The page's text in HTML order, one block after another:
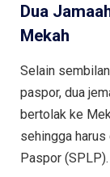
Dua
Mekah
Selain
paspor, dua
bertolak ke
sehingga harus
Paspor (SPLP).